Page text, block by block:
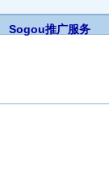
Sogou推广服务